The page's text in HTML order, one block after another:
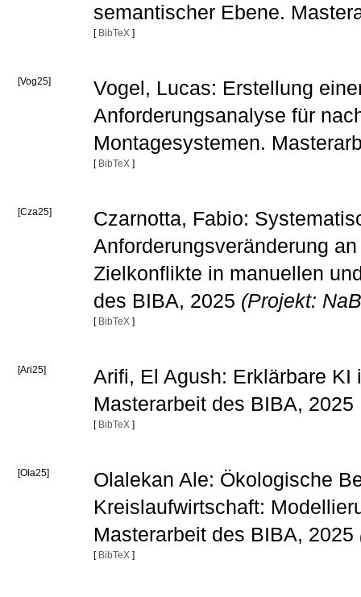
semantischer Ebene.
[ BibTeX ]
[Vog25]
Vogel, Lucas: Erstellung
Anforderungsanalyse für
Montagesystemen.
[ BibTeX ]
[Cza25]
Czarnotta, Fabio:
Anforderungsveränderung
Zielkonflikte in manuellen
des BIBA, 2025 (Projekt:
[ BibTeX ]
[Ari25]
Arifi, El Agush: Erklärbare
Masterarbeit des BIBA, 2025
[ BibTeX ]
[Ola25]
Olalekan Ale: Ökologische
Kreislaufwirtschaft:
Masterarbeit des BIBA, 2025
[ BibTeX ]